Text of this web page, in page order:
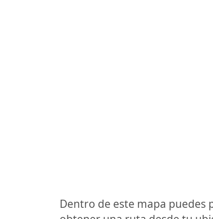
Dentro de este mapa puedes